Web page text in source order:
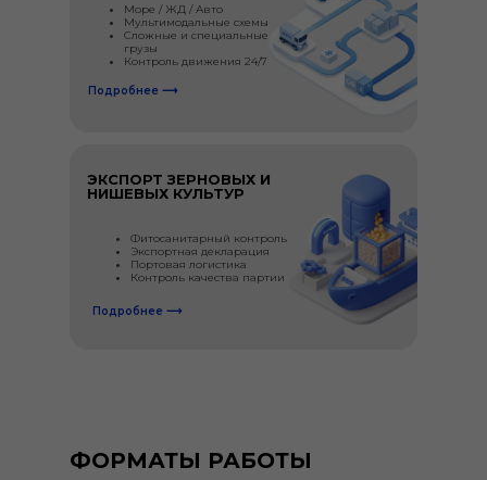
Море / ЖД / Авто
Мультимодальные схемы
Сложные и специальные
грузы
Контроль движения 24/7
Подробнее ⟶
ЭКСПОРТ ЗЕРНОВЫХ И
НИШЕВЫХ КУЛЬТУР
Фитосанитарный контроль
Экспортная декларация
Портовая логистика
Контроль качества партии
Подробнее ⟶
ФОРМАТЫ РАБОТЫ